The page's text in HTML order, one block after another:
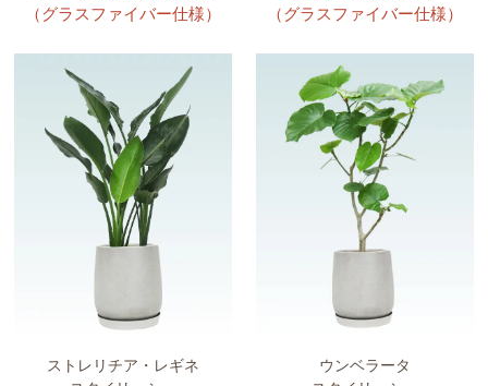
（グラスファイバー仕様）
（グラスファイバー仕様）
ストレリチア・レギネ ウンベラータ